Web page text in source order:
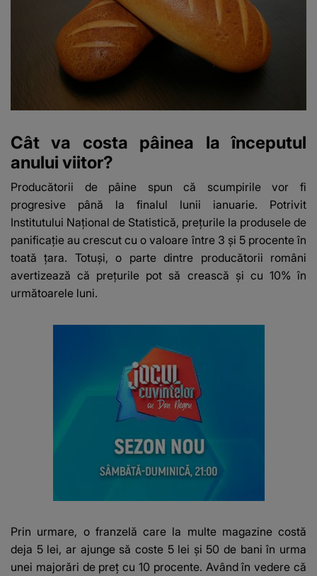
Cât va costa pâinea la începutul
anului viitor?
Producătorii de pâine spun că scumpirile vor fi
progresive până la finalul lunii ianuarie. Potrivit
Institutului Național de Statistică, prețurile la produsele de
panificație au crescut cu o valoare între 3 și 5 procente în
toată țara. Totuși, o parte dintre producătorii români
avertizează că prețurile pot să crească și cu 10% în
următoarele luni.
Prin urmare, o franzelă care la multe magazine costă
deja 5 lei, ar ajunge să coste 5 lei și 50 de bani în urma
unei majorări de preț cu 10 procente. Având în vedere că